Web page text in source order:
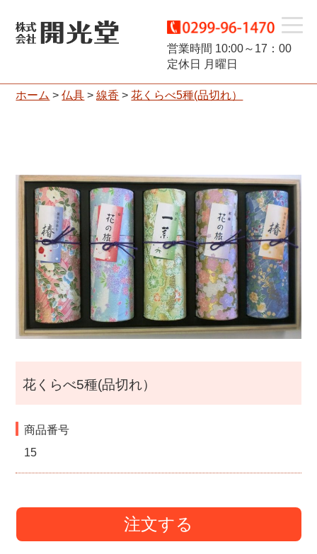
営業時間 10:00～17：00
定休日 月曜日
t
l
n
i
o
ホーム >仏具 >線香 >花くらべ5種(品切れ）
花くらべ5種(品切れ）
商品番号
15
注文する